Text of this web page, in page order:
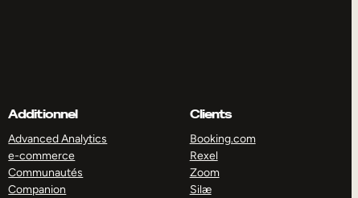
Additionnel
Advanced Analytics
e-commerce
Communautés
Companion
Clients
Booking.com
Rexel
Zoom
Silæ